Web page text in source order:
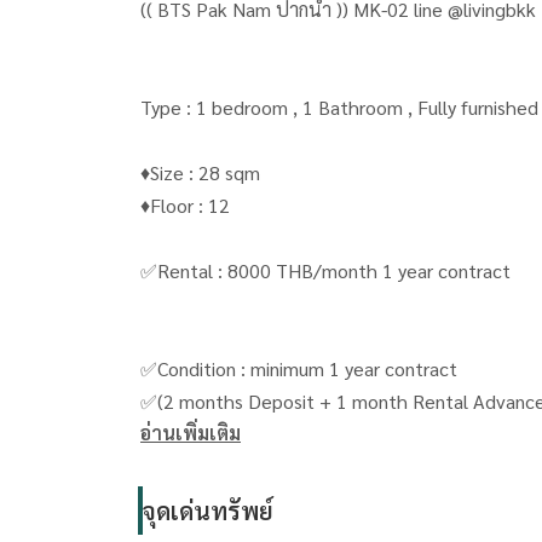
(( BTS Pak Nam ปากน้ำ )) MK-02 line @livingbkk
♦️Size : 28 sqm
♦️Floor : 12
✅Rental : 8000 THB/month 1 year contract
✅Condition : minimum 1 year contract
✅(2 months Deposit + 1 month Rental
Please contact me for more information and
Khun Toey เตย :
อ่านเพิ่มเติม
จุดเด่นทรัพย์